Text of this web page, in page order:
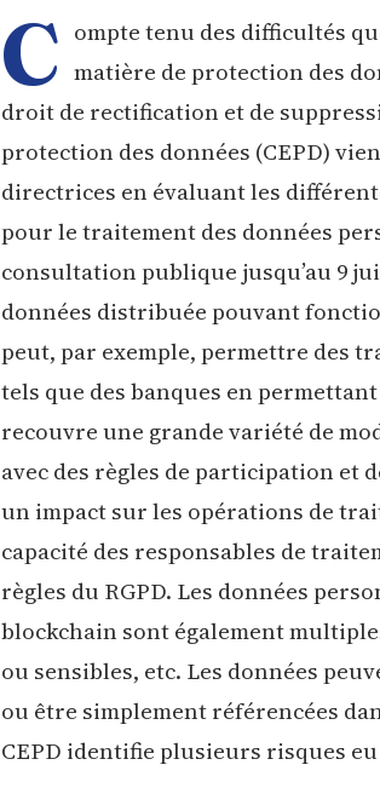
C ompte tenu des difficultés
matière de protection des
droit de rectification et de
protection des données (CEPD)
directrices en évaluant les
pour le traitement des données
consultation publique jusqu’au 9
données distribuée pouvant
peut, par exemple, permettre des
tels que des banques en
recouvre une grande variété de
avec des règles de participation et
un impact sur les opérations de
capacité des responsables de
règles du RGPD. Les données
blockchain sont également
ou sensibles, etc. Les données
ou être simplement référencées
CEPD identifie plusieurs risques